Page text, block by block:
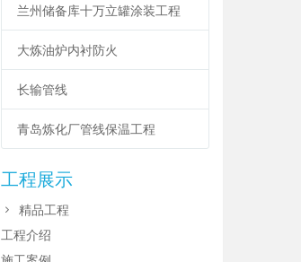
兰州储备库十万立罐涂装工程
大炼油炉内衬防火
长输管线
青岛炼化厂管线保温工程
工程展示
精品工程
工程介绍